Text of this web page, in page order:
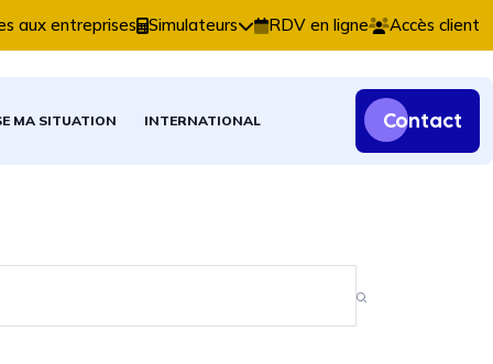
comptables, fiscales et patrimoniales.
aux entreprises Simulateurs RDV en ligne Accès client
MA SITUATION INTERNATIONAL Contact